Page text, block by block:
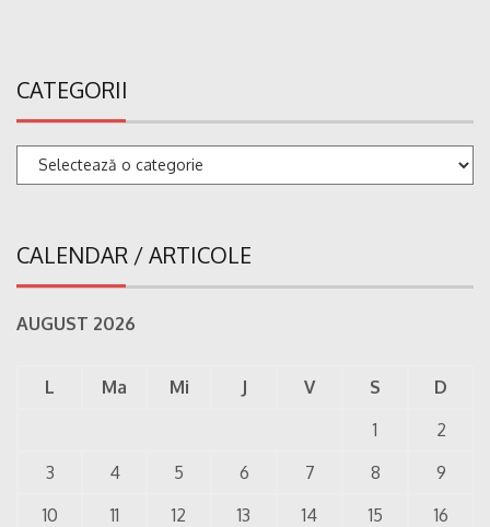
CATEGORII
Categorii
CALENDAR / ARTICOLE
AUGUST 2026
L Ma Mi J V S
D
1
2
3
4 5 6 7 8
9
10
11 12 13 14 15
16